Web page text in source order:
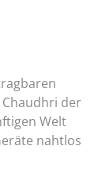
Chaudhri der
Welt
nahtlos